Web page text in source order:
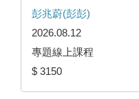
彭兆蔚(彭彭)
2026.08.12
專題線上課程
$ 3150